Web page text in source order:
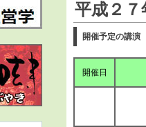
平成２
開催予定の講演
開催日